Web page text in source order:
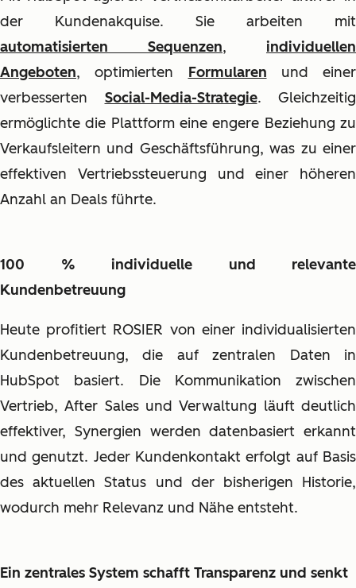
der Kundenakquise. Sie arbeiten mit
automatisierten Sequenzen, individuellen
Angeboten, optimierten Formularen und einer
verbesserten Social-Media-Strategie. Gleichzeitig
ermöglichte die Plattform eine engere Beziehung zu
Verkaufsleitern und Geschäftsführung, was zu einer
effektiven Vertriebssteuerung und einer höheren
Anzahl an Deals führte.
100 % individuelle und relevante
Kundenbetreuung
Heute profitiert ROSIER von einer individualisierten
Kundenbetreuung, die auf zentralen Daten in
HubSpot basiert. Die Kommunikation zwischen
Vertrieb, After Sales und Verwaltung läuft deutlich
effektiver, Synergien werden datenbasiert erkannt
und genutzt. Jeder Kundenkontakt erfolgt auf Basis
des aktuellen Status und der bisherigen Historie,
wodurch mehr Relevanz und Nähe entsteht.
Ein zentrales System schafft Transparenz und senkt